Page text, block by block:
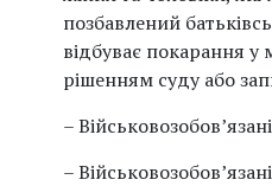
позбавлений
відбуває покарання у
рішенням суду або
–
–